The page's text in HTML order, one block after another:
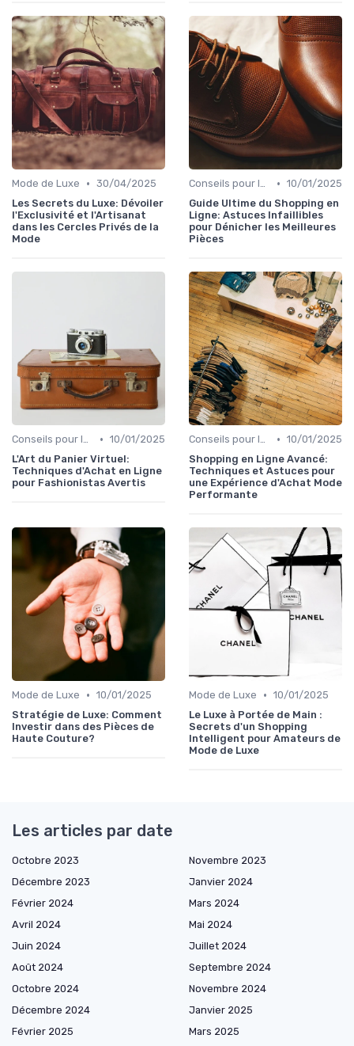
Mode de Luxe • 30/04/2025
Les Secrets du Luxe: Dévoiler
l'Exclusivité et l'Artisanat
dans les Cercles Privés de la
Mode
Conseils pour le Shopping en Ligne • 10/01/2025
Guide Ultime du Shopping en
Ligne: Astuces Infaillibles
pour Dénicher les Meilleures
Pièces
Conseils pour le Shopping en Ligne • 10/01/2025
L'Art du Panier Virtuel:
Techniques d'Achat en Ligne
pour Fashionistas Avertis
Conseils pour le Shopping en Ligne • 10/01/2025
Shopping en Ligne Avancé:
Techniques et Astuces pour
une Expérience d'Achat Mode
Performante
Mode de Luxe • 10/01/2025
Stratégie de Luxe: Comment
Investir dans des Pièces de
Haute Couture?
Mode de Luxe • 10/01/2025
Le Luxe à Portée de Main :
Secrets d'un Shopping
Intelligent pour Amateurs de
Mode de Luxe
Les articles par date
Octobre 2023
Novembre 2023
Décembre 2023
Janvier 2024
Février 2024
Mars 2024
Avril 2024
Mai 2024
Juin 2024
Juillet 2024
Août 2024
Septembre 2024
Octobre 2024
Novembre 2024
Décembre 2024
Janvier 2025
Février 2025
Mars 2025